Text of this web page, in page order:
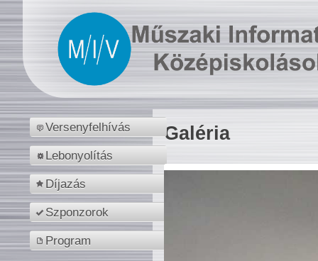
Versenyfelhívás
Lebonyolítás
Díjazás
Szponzorok
Program
Galéria